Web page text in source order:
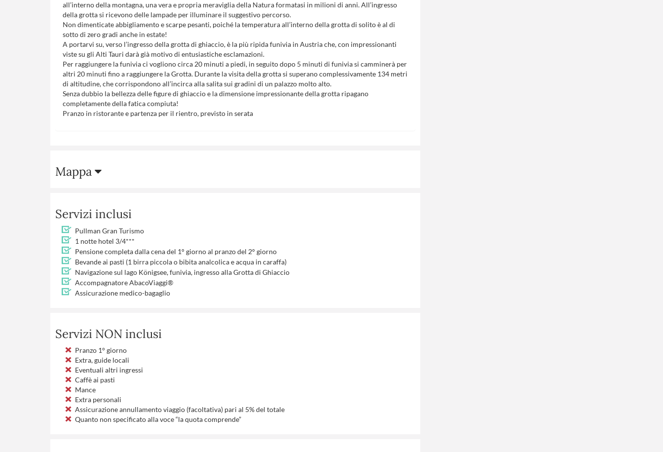
all’interno della montagna, una vera e propria meraviglia della Natura formatasi in milioni di anni. All’ingresso
della grotta si ricevono delle lampade per illuminare il suggestivo percorso.
Non dimenticate abbigliamento e scarpe pesanti, poiché la temperatura all’interno della grotta di solito è al di
sotto di zero gradi anche in estate!
A portarvi su, verso l’ingresso della grotta di ghiaccio, è la più ripida funivia in Austria che, con impressionanti
viste su gli Alti Tauri darà già motivo di entusiastiche esclamazioni.
Per raggiungere la funivia ci vogliono circa 20 minuti a piedi, in seguito dopo 5 minuti di funivia si camminerà per
altri 20 minuti fino a raggiungere la Grotta. Durante la visita della grotta si superano complessivamente 134 metri
di altitudine, che corrispondono all’incirca alla salita sui gradini di un palazzo molto alto.
Senza dubbio la bellezza delle figure di ghiaccio e la dimensione impressionante della grotta ripagano
completamente della fatica compiuta!
Pranzo in ristorante e partenza per il rientro, previsto in serata
Mappa
Servizi inclusi
Pullman Gran Turismo
1 notte hotel 3/4***
Pensione completa dalla cena del 1° giorno al pranzo del 2° giorno
Bevande ai pasti (1 birra piccola o bibita analcolica e acqua in caraffa)
Navigazione sul lago Königsee, funivia, ingresso alla Grotta di Ghiaccio
Accompagnatore AbacoViaggi®
Assicurazione medico-bagaglio
Servizi NON inclusi
Pranzo 1° giorno
Extra, guide locali
Eventuali altri ingressi
Caffè ai pasti
Mance
Extra personali
Assicurazione annullamento viaggio (facoltativa) pari al 5% del totale
Quanto non specificato alla voce “la quota comprende”